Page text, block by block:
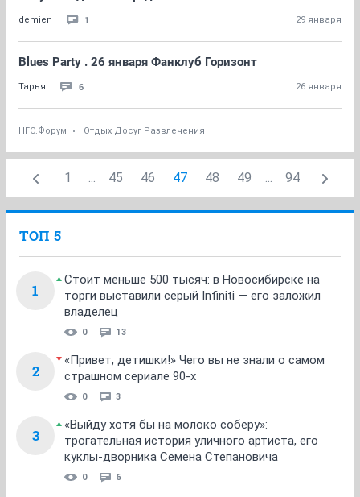
demien 1 29 января
Blues Party . 26 января Фанклуб Горизонт
Тарья 6 26 января
НГС.Форум Отдых Досуг Развлечения
1 ... 45 46 47 48 49 ... 94
ТОП 5
1
Стоит меньше 500 тысяч: в Новосибирске на
торги выставили серый Infiniti — его заложил
владелец
0 13
2
«Привет, детишки!» Чего вы не знали о самом
страшном сериале 90-х
0 3
3
«Выйду хотя бы на молоко соберу»:
трогательная история уличного артиста, его
куклы-дворника Семена Степановича
0 6